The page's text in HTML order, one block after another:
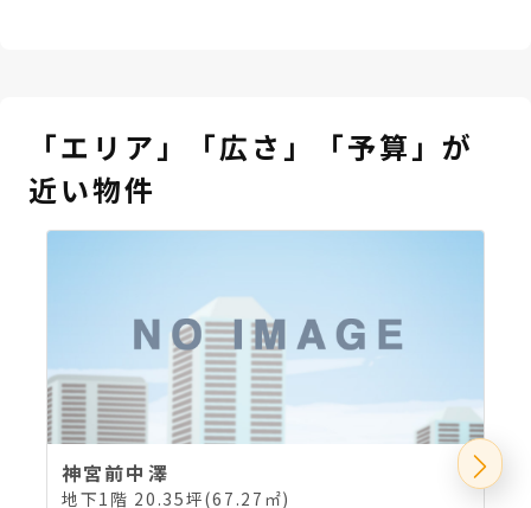
「エリア」「広さ」「予算」が
近い物件
神宮前中澤
地下1階 20.35坪(67.27㎡)